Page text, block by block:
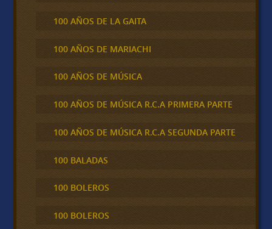
100 AÑOS DE LA GAITA
100 AÑOS DE MARIACHI
100 AÑOS DE MÚSICA
100 AÑOS DE MÚSICA R.C.A PRIMERA PARTE
100 AÑOS DE MÚSICA R.C.A SEGUNDA PARTE
100 BALADAS
100 BOLEROS
100 BOLEROS